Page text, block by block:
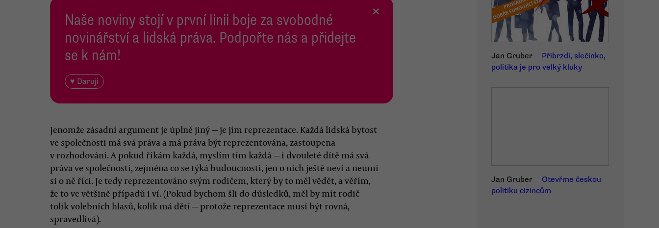
Naše noviny stojí v první linii boje za svobodné
novinářství a lidská práva. Podpořte nás a přidejte
se k nám!
♥ Daruji
×
Jenomže zásadní argument je úplně jiný — je jím reprezentace. Každá lidská bytost
ve společnosti má svá práva a má práva být reprezentována, zastoupena
v rozhodování. A pokud říkám každá, myslím tím každá — i dvouleté dítě má svá
práva ve společnosti, zejména co se týká budoucnosti, jen o nich ještě neví a neumí
si o ně říci. Je tedy reprezentováno svým rodičem, který by to měl vědět, a věřím,
že to ve většině případů i ví. (Pokud bychom šli do důsledků, měl by mít rodič
tolik volebních hlasů, kolik má dětí — protože reprezentace musí být rovná,
spravedlivá).
Jan Gruber
Přibrzdi, slečinko,
politika je pro velký kluky
Jan Gruber
Otevřme českou
politiku cizincům